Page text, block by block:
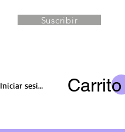
Suscribir
Iniciar sesión Carrito